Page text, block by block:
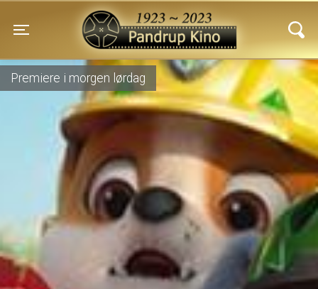
Toggle navigation
Pandrup Kino
Premiere i morgen lørdag